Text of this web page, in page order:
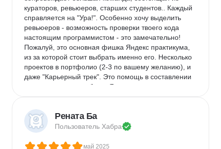
кураторов, ревьюеров, старших студентов.. Каждый
справляется на "Ура!". Особенно хочу выделить
ревьюеров - возможность проверки твоего кода
настоящим программистом - это замечательно!
Пожалуй, это основная фишка Яндекс практикума,
из за которой стоит выбрать именно его. Несколько
проектов в портфолио (2-3 по вашему желанию), и
даже "Карьерный трек". Это помощь в составлении
резюме и поиске работы. Я как раз на этом этапе
Недостатки:
сложность заметно возросла. Теперь ты решаешь
не мини задачки в тренажере, а уже запутываешься
Рената Ба
Пользователь Хабра
май 2025